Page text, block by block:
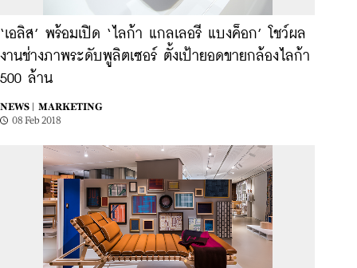
‘เอลิส’ พร้อมเปิด ‘ไลก้า แกลเลอรี แบงค็อก’ โชว์ผล
งานช่างภาพระดับพูลิตเซอร์ ตั้งเป้ายอดขายกล้องไลก้า
500 ล้าน
NEWS |
MARKETING
08 Feb 2018